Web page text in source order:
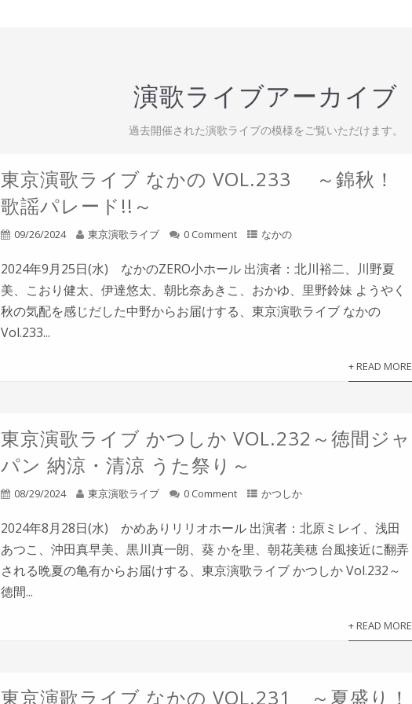
演歌ライブアーカイブ
過去開催された演歌ライブの模様をご覧いただけます。
東京演歌ライブ なかの VOL.233 ～錦秋！
歌謡パレード!!～
09/26/2024 東京演歌ライブ 0 Comment なかの
2024年9月25日(水) なかのZERO小ホール 出演者：北川裕二、川野夏
美、こおり健太、伊達悠太、朝比奈あきこ、おかゆ、里野鈴妹 ようやく
秋の気配を感じだした中野からお届けする、東京演歌ライブ なかの
Vol.233...
+ READ MORE
東京演歌ライブ かつしか VOL.232～徳間ジャ
パン 納涼・清涼 うた祭り～
08/29/2024 東京演歌ライブ 0 Comment かつしか
2024年8月28日(水) かめありリリオホール 出演者：北原ミレイ、浅田
あつこ、沖田真早美、黒川真一朗、葵 かを里、朝花美穂 台風接近に翻弄
される晩夏の亀有からお届けする、東京演歌ライブ かつしか Vol.232～
徳間...
+ READ MORE
東京演歌ライブ なかの VOL.231 ～夏盛り！